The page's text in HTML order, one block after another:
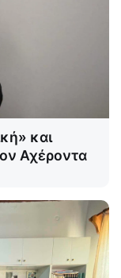
και
Αχέροντα